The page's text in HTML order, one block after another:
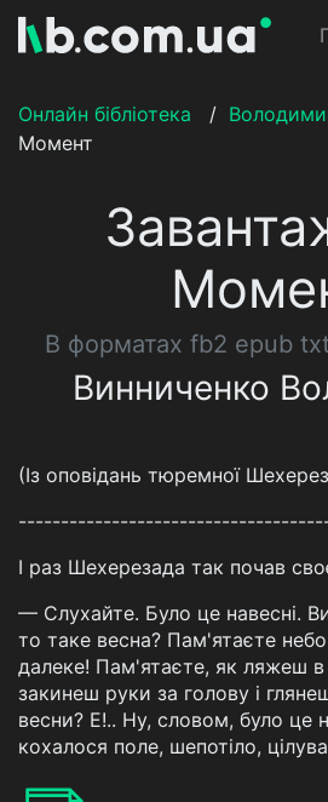
Онлайн бібліотека
/
Момент
В форматах fb2 epub
Винниченко
(Із оповідань тюремної
І раз Шехерезада так почав
— Слухайте. Було це навесні.
то таке весна? Пам'ятаєте
далеке! Пам'ятаєте, як ляжеш в
закинеш руки за голову і
весни? Е!.. Ну, словом, було це
кохалося поле, шепотіло,